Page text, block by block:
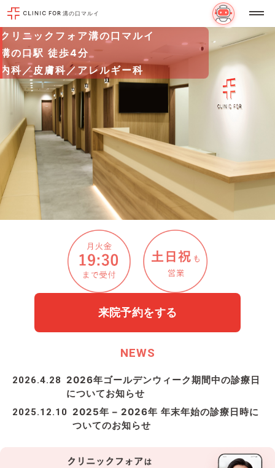
溝の口マルイ
クリニックフォア溝の口マルイ
溝の口駅 徒歩4分
内科／皮膚科／アレルギー科
来院予約をする
NEWS
2026.4.28
2026年ゴールデンウィーク期間中の診療日
についてお知らせ
2025.12.10 2025年 – 2026年 年末年始の診療日時に
ついてのお知らせ